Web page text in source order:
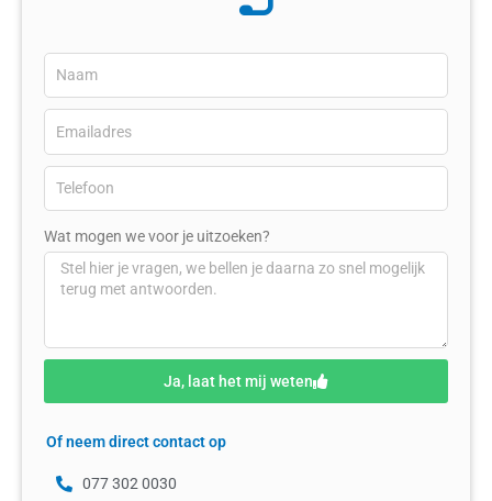
Wat mogen we voor je uitzoeken?
Ja, laat het mij weten
Of neem direct contact op
077 302 0030